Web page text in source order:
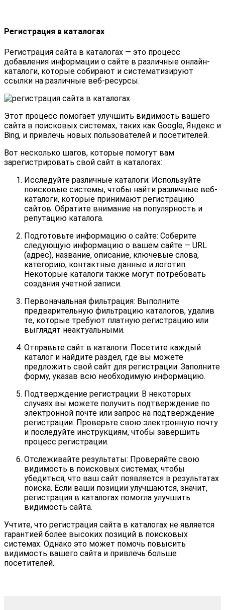
Регистрация в каталогах
Регистрация сайта в каталогах — это процесс
добавления информации о сайте в различные онлайн-
каталоги, которые собирают и систематизируют
ссылки на различные веб-ресурсы.
Этот процесс помогает улучшить видимость вашего
сайта в поисковых системах, таких как Google, Яндекс и
Bing, и привлечь новых пользователей и посетителей.
Вот несколько шагов, которые помогут вам
зарегистрировать свой сайт в каталогах:
Исследуйте различные каталоги: Используйте
поисковые системы, чтобы найти различные веб-
каталоги, которые принимают регистрацию
сайтов. Обратите внимание на популярность и
репутацию каталога.
Подготовьте информацию о сайте: Соберите
следующую информацию о вашем сайте — URL
(адрес), название, описание, ключевые слова,
категорию, контактные данные и логотип.
Некоторые каталоги также могут потребовать
создания учетной записи.
Первоначальная фильтрация: Выполните
предварительную фильтрацию каталогов, удалив
те, которые требуют платную регистрацию или
выглядят неактуальными.
Отправьте сайт в каталоги: Посетите каждый
каталог и найдите раздел, где вы можете
предложить свой сайт для регистрации. Заполните
форму, указав всю необходимую информацию.
Подтверждение регистрации: В некоторых
случаях вы можете получить подтверждение по
электронной почте или запрос на подтверждение
регистрации. Проверьте свою электронную почту
и последуйте инструкциям, чтобы завершить
процесс регистрации.
Отслеживайте результаты: Проверяйте свою
видимость в поисковых системах, чтобы
убедиться, что ваш сайт появляется в результатах
поиска. Если ваши позиции улучшаются, значит,
регистрация в каталогах помогла улучшить
видимость сайта.
Учтите, что регистрация сайта в каталогах не является
гарантией более высоких позиций в поисковых
системах. Однако это может помочь повысить
видимость вашего сайта и привлечь больше
посетителей.